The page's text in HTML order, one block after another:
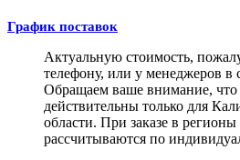
График поставок
Актуальную стоимость,
телефону, или у менеджеров в
Обращаем ваше внимание,
действительны только для
области. При заказе в
рассчитываются по